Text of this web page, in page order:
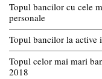
Topul bancilor cu cele
personale
Topul bancilor la active
Topul celor mai mari
2018